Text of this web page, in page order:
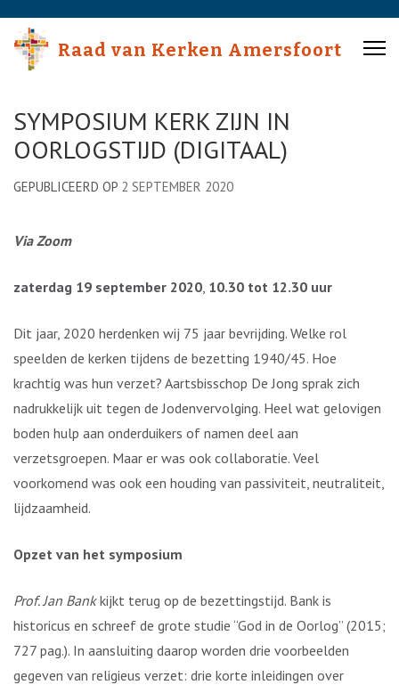
content
Enter)
Raad van Kerken Amersfoort
SYMPOSIUM KERK ZIJN IN
OORLOGSTIJD (DIGITAAL)
GEPUBLICEERD OP 2 SEPTEMBER 2020
Via Zoom
zaterdag 19 september 2020, 10.30 tot 12.30 uur
Dit jaar, 2020 herdenken wij 75 jaar bevrijding. Welke rol
speelden de kerken tijdens de bezetting 1940/45. Hoe
krachtig was hun verzet? Aartsbisschop De Jong sprak zich
nadrukkelijk uit tegen de Jodenvervolging. Heel wat gelovigen
boden hulp aan onderduikers of namen deel aan
verzetsgroepen. Maar er was ook collaboratie. Veel
voorkomend was ook een houding van passiviteit, neutraliteit,
lijdzaamheid.
Opzet van het symposium
Prof. Jan Bankkijkt terug op de bezettingstijd. Bank is
historicus en schreef de grote studie “God in de Oorlog” (2015;
727 pag.). In aansluiting daarop worden drie voorbeelden
gegeven van religieus verzet: drie korte inleidingen over